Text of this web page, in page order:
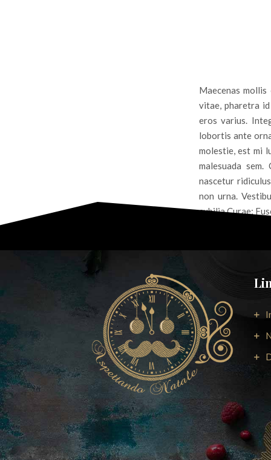
Maecenas
vitae, pharetra
eros varius.
lobortis ante
molestie, est mi
malesuada
nascetur
non urna.
cubilia Curae;